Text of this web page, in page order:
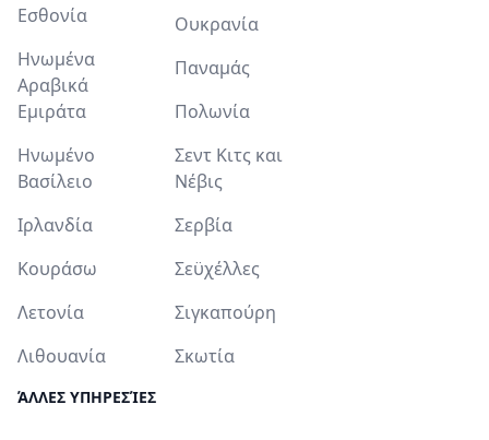
Εσθονία
Ηνωμένα
Αραβικά
Εμιράτα
Ηνωμένο
Βασίλειο
Ιρλανδία
Κουράσω
Λετονία
Λιθουανία
Ουκρανία
Παναμάς
Πολωνία
Σεντ Κιτς και
Νέβις
Σερβία
Σεϋχέλλες
Σιγκαπούρη
Σκωτία
ΆΛΛΕΣ ΥΠΗΡΕΣΊΕΣ